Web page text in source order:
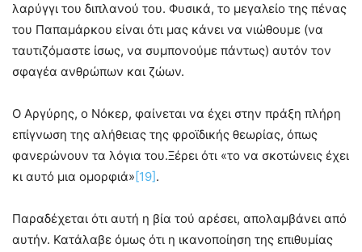
λαρύγγι του διπλανού του. Φυσικά, το μεγαλείο της πένας
του Παπαμάρκου είναι ότι μας κάνει να νιώθουμε (να
ταυτιζόμαστε ίσως, να συμπονούμε πάντως) αυτόν τον
σφαγέα ανθρώπων και ζώων.
Ο Αργύρης, ο Νόκερ, φαίνεται να έχει στην πράξη πλήρη
επίγνωση της αλήθειας της φροϊδικής θεωρίας, όπως
φανερώνουν τα λόγια του.Ξέρει ότι «το να σκοτώνεις έχει
κι αυτό μια ομορφιά» [19].
Παραδέχεται ότι αυτή η βία τού αρέσει, απολαμβάνει από
αυτήν. Κατάλαβε όμως ότι η ικανοποίηση της επιθυμίας